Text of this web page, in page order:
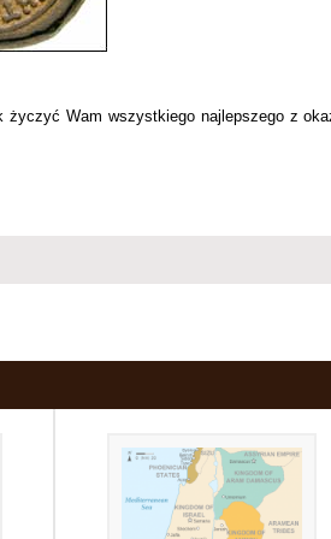
Wam wszystkiego najlepszego z